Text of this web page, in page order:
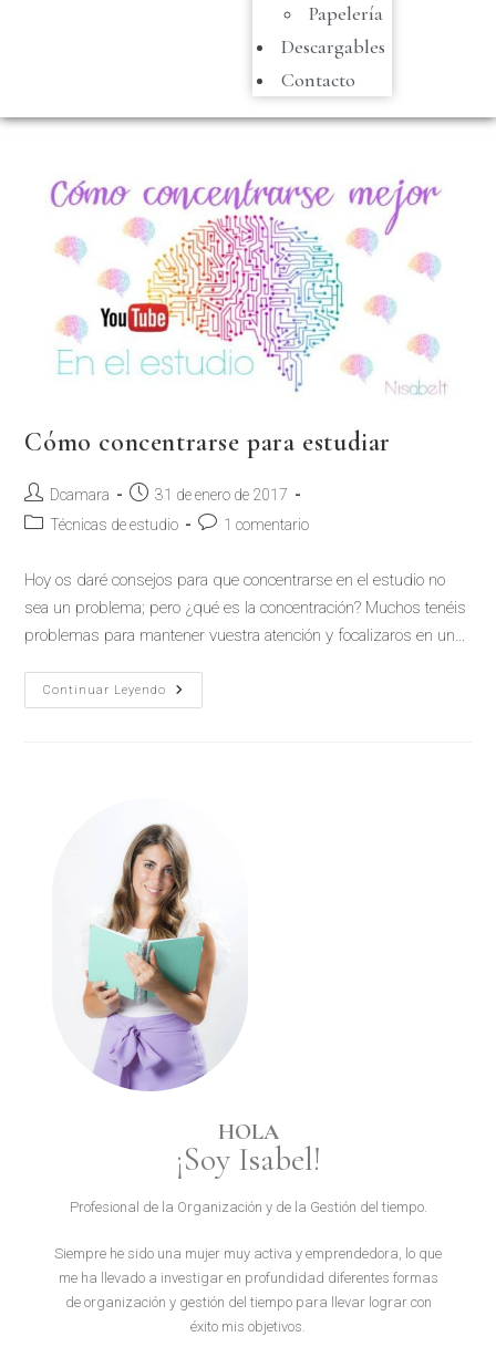
Papelería
Descargables
Contacto
Cómo concentrarse para estudiar
Dcamara
31 de enero de 2017
Técnicas de estudio
1 comentario
Hoy os daré consejos para que concentrarse en el estudio no
sea un problema; pero ¿qué es la concentración? Muchos tenéis
problemas para mantener vuestra atención y focalizaros en un…
Continuar Leyendo
HOLA
¡Soy Isabel!
Profesional de la Organización y de la Gestión del tiempo.
Siempre he sido una mujer muy activa y emprendedora, lo que
me ha llevado a investigar en profundidad diferentes formas
de organización y gestión del tiempo para llevar lograr con
éxito mis objetivos.